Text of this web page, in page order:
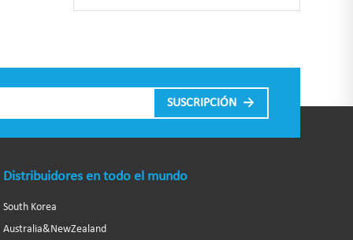
Distribuidores en todo el mundo
South Korea
Australia&NewZealand